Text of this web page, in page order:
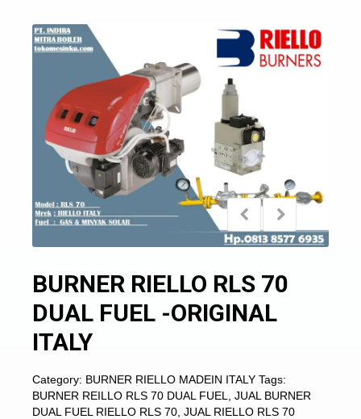
BURNER RIELLO RLS 70
DUAL FUEL -ORIGINAL
ITALY
Category: BURNER RIELLO MADEIN ITALY Tags:
BURNER REILLO RLS 70 DUAL FUEL
JUAL BURNER
DUAL FUEL RIELLO RLS 70 JUAL RIELLO RLS 70